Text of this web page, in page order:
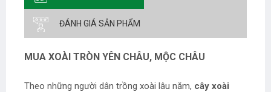
ĐÁNH GIÁ SẢN PHẨM
MUA XOÀI TRÒN YÊN CHÂU, MỘC CHÂU
Theo những người dân trồng xoài lâu năm, cây xoài